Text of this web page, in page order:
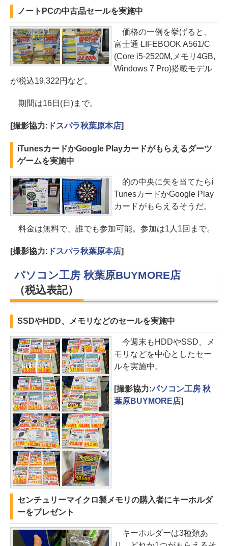
ノートPCの中古品セールを実施中
価格の一例を挙げると、
富士通 LIFEBOOK A561/C
(Core i5-2520M,メモリ4GB,
Windows 7 Pro)搭載モデル
が税込19,322円など。
期間は16日(日)まで。
[撮影協力: ドスパラ秋葉原本店]
iTunesカードかGoogle Playカードがもらえるダーツ
ゲームを実施中
的の中央に矢を当てたらi
TunesカードかGoogle Play
カードがもらえるそうだ。
料金は無料で、誰でも参加可能。参加は1人1回まで。
[撮影協力: ドスパラ秋葉原本店]
パソコン工房 秋葉原BUYMORE店
（税込表記）
SSDやHDD、メモリなどのセールを実施中
今週末もHDDやSSD、メ
モリなどを中心としたセー
ルを実施中。
[撮影協力:パソコン工房 秋
葉原BUYMORE店]
センチュリーマイクロ製メモリの購入者にキーホルダ
ーをプレゼント
キーホルダーは3種類あ